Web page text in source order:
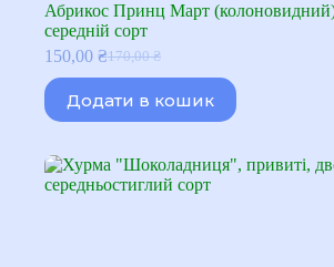
Абрикос Принц Март
середній сорт
170,00₴
Оригінальна
170,00 ₴.
150,00 ₴Поточна
150,00 ₴.
Додати в кошик